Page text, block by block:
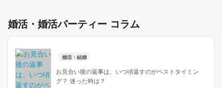
婚活・婚活パーティー コラム
婚活・結婚
お見合い後の返事は、いつ頃返すのがベストタイミン
グ？ 迷った時は？